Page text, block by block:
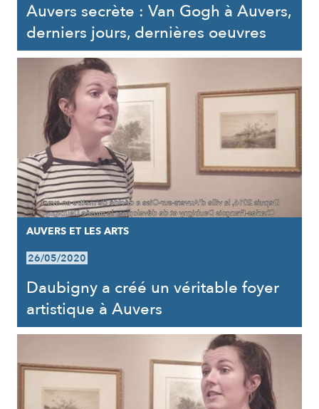
Auvers secrète : Van Gogh à Auvers,
derniers jours, dernières oeuvres
AUVERS ET LES ARTS
26/05/2020
Daubigny a créé un véritable foyer
artistique à Auvers